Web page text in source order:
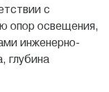
с
опор освещения,
инженерно-
глубина